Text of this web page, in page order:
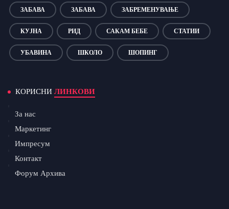
ЗАБАВА ЗАБАВА ЗАБРЕМЕНУВАЊЕ
КУЈНА РИД САКАМ БЕБЕ СТАТИИ
УБАВИНА ШКОЛО ШОПИНГ
КОРИСНИ ЛИНКОВИ
За нас
Маркетинг
Импресум
Контакт
Форум Архива